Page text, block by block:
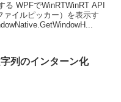
API
イルピッカー）を表示す
字列のインターン化